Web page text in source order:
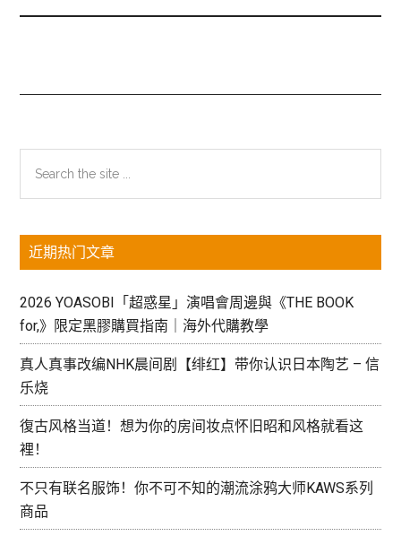
主
侧
边
栏
the
近期热门文章
2026 YOASOBI「超惑星」演唱會周邊與《THE BOOK
for,》限定黑膠購買指南｜海外代購教學
真人真事改编NHK晨间剧【绯红】带你认识日本陶艺 – 信
乐烧
復古风格当道！想为你的房间妆点怀旧昭和风格就看这
裡！
不只有联名服饰！你不可不知的潮流涂鸦大师KAWS系列
商品